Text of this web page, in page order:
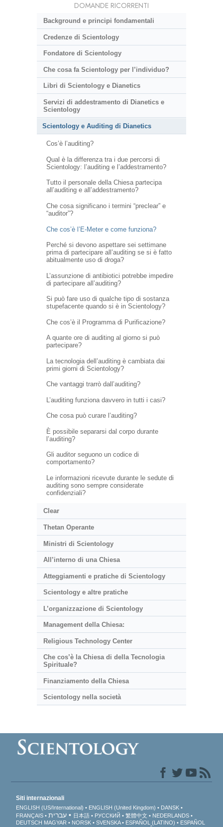
DOMANDE RICORRENTI
Background e principi fondamentali
Credenze di Scientology
Fondatore di Scientology
Che cosa fa Scientology per l’individuo?
Libri di Scientology e Dianetics
Servizi di addestramento di Dianetics e
Scientology
Scientology e Auditing di Dianetics
Cos’è l’auditing?
Qual è la differenza tra i due percorsi di
Scientology: l’auditing e l’addestramento?
Tutto il personale della Chiesa partecipa
all’auditing e all’addestramento?
Che cosa significano i termini “preclear” e
“auditor”?
Che cos’è l’E-Meter e come funziona?
Perché si devono aspettare sei settimane
prima di partecipare all’auditing se si è fatto
abitualmente uso di droga?
L’assunzione di antibiotici potrebbe impedire
di partecipare all’auditing?
Si può fare uso di qualche tipo di sostanza
stupefacente quando si è in Scientology?
Che cos’è il Programma di Purificazione?
A quante ore di auditing al giorno si può
partecipare?
La tecnologia dell’auditing è cambiata dai
primi giorni di Scientology?
Che vantaggi trarrò dall’auditing?
L’auditing funziona davvero in tutti i casi?
Che cosa può curare l’auditing?
È possibile separarsi dal corpo durante
l’auditing?
Gli auditor seguono un codice di
comportamento?
Le informazioni ricevute durante le sedute di
auditing sono sempre considerate
confidenziali?
Clear
Thetan Operante
Ministri di Scientology
All’interno di una Chiesa
Atteggiamenti e pratiche di Scientology
Scientology e altre pratiche
L’organizzazione di Scientology
Management della Chiesa:
Religious Technology Center
Che cos’è la Chiesa di della Tecnologia
Spirituale?
Finanziamento della Chiesa
Scientology nella società
Siti internazionali
ENGLISH (US/International) ENGLISH (United Kingdom)
DANSK
FRANÇAIS
עברית 日本語 РУССКИЙ 繁體中文
NEDERLANDS
DEUTSCH MAGYAR NORSK SVENSKA ESPAÑOL (LATINO)
ESPAÑOL